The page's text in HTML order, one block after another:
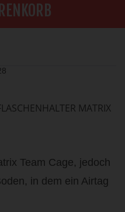
MATRIX
Team Cage, jedoch
in dem ein Airtag